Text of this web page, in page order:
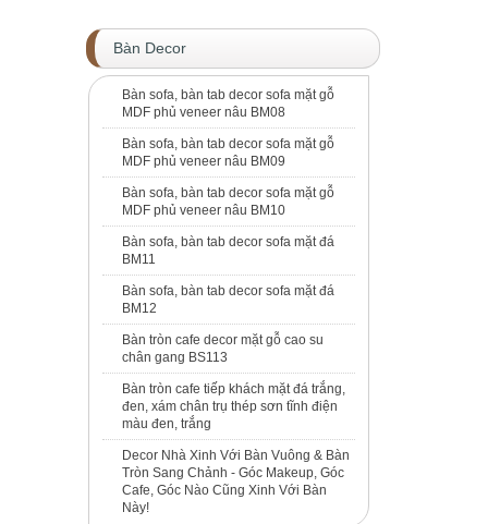
Bàn Decor
Bàn sofa, bàn tab decor sofa mặt gỗ
MDF phủ veneer nâu BM08
Bàn sofa, bàn tab decor sofa mặt gỗ
MDF phủ veneer nâu BM09
Bàn sofa, bàn tab decor sofa mặt gỗ
MDF phủ veneer nâu BM10
Bàn sofa, bàn tab decor sofa mặt đá
BM11
Bàn sofa, bàn tab decor sofa mặt đá
BM12
Bàn tròn cafe decor mặt gỗ cao su
chân gang BS113
Bàn tròn cafe tiếp khách mặt đá trắng,
đen, xám chân trụ thép sơn tĩnh điện
màu đen, trắng
Decor Nhà Xinh Với Bàn Vuông & Bàn
Tròn Sang Chảnh - Góc Makeup, Góc
Cafe, Góc Nào Cũng Xinh Với Bàn
Này!